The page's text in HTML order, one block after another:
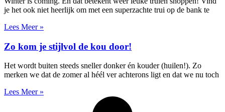
je het ook niet heerlijk om met een superzachte trui op de bank te
Lees Meer »
Zo kom je stijlvol de kou door!
Het wordt buiten steeds sneller donker én kouder (huilen!). Zo
merken we dat de zomer al héél ver achterons ligt en dat we nu toch
Lees Meer »